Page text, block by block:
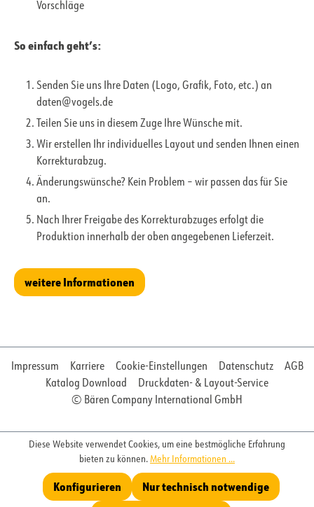
Vorschläge
So einfach geht’s:
Senden Sie uns Ihre Daten (Logo, Grafik, Foto, etc.) an
daten@vogels.de
Teilen Sie uns in diesem Zuge Ihre Wünsche mit.
Wir erstellen Ihr individuelles Layout und senden Ihnen einen
Korrekturabzug.
Änderungswünsche? Kein Problem – wir passen das für Sie
an.
Nach Ihrer Freigabe des Korrekturabzuges erfolgt die
Produktion innerhalb der oben angegebenen Lieferzeit.
weitere Informationen
Impressum Karriere Cookie-Einstellungen Datenschutz
AGB
Katalog Download
Druckdaten- & Layout-Service
© Bären Company International GmbH
Diese Website verwendet Cookies, um eine bestmögliche Erfahrung
bieten zu können. Mehr Informationen ...
Nur technisch notwendige
Konfigurieren